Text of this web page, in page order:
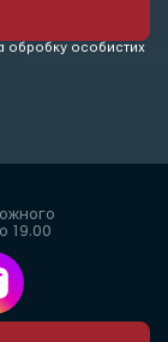
обробку особистих
19.00